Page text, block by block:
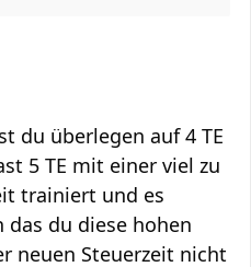
du überlegen auf 4 TE
5 TE mit einer viel zu
trainiert und es
du diese hohen
neuen Steuerzeit nicht